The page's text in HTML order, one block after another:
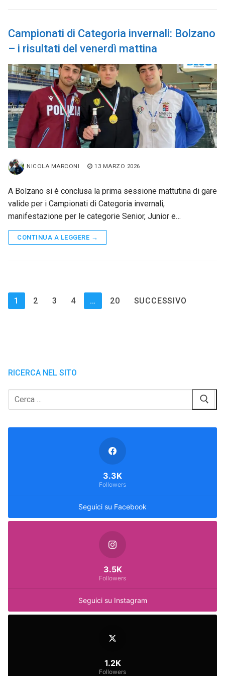
Campionati di Categoria invernali: Bolzano
– i risultati del venerdì mattina
NICOLA MARCONI 13 MARZO 2026
A Bolzano si è conclusa la prima sessione mattutina di gare
valide per i Campionati di Categoria invernali,
manifestazione per le categorie Senior, Junior e…
CONTINUA A LEGGERE →
Paginazione
degli
1 2 3 4 … 20 SUCCESSIVO
RICERCA NEL SITO
Cerca:
Seguici su Facebook
3.3K
Followers
Seguici su Instagram
3.5K
Followers
1.2K
Followers